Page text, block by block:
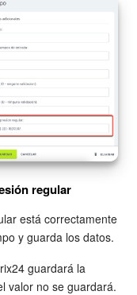
regular
está correctamente
y guarda los datos.
guardará la
valor no se guardará.